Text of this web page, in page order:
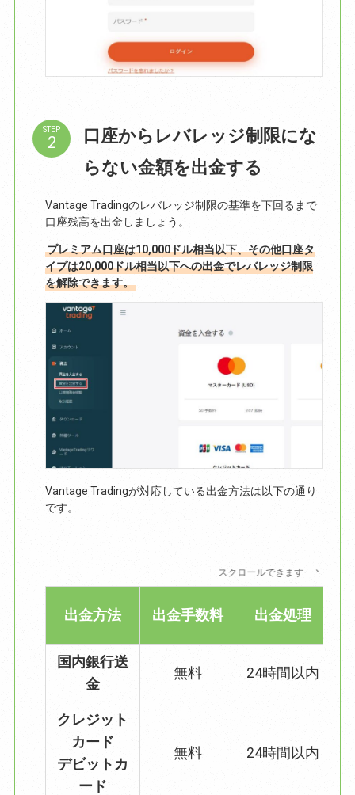
STEP
口座からレバレッジ制限にな
らない金額を出金する
Vantage Tradingのレバレッジ制限の基準を下回るまで
口座残高を出金しましょう。
プレミアム口座は10,000ドル相当以下、その他口座タ
イプは20,000ドル相当以下への出金でレバレッジ制限
を解除できます。
Vantage Tradingが対応している出金方法は以下の通り
です。
スクロールできます
出金方法 出金手数料 出金処理
国内銀行送
金
無料 24時間以内
クレジット
カード
デビットカ
ード
無料 24時間以内